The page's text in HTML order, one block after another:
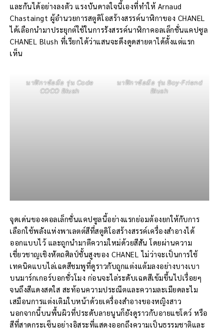
และกันได้อย่างลงตัว แรงบันดาลใจนี้เองที่ทำให้ Arnaud
Chastaingt ผู้อำนวยการสตูดิโอสร้างสรรค์นาฬิกาของ CHANEL
ได้เลือกนำมาประยุกต์ใช้ในการรังสรรค์นาฬิกาคอลเล็กชั่นแคปซูล
CHANEL Blush ที่เรียกได้ว่าแสนจะดึงดูดสายตาได้ตั้งแต่แรก
เห็น
นาฬิกาข้อมือ รุ่น Code
COCO Blush
นาฬิกาข้อมือ รุ่น Boy·Friend
Blush
จุดเด่นของคอลเล็กชั่นแคปซูลนี้อย่างแรกย่อมต้องยกให้กับการ
เลือกใช้พลังแห่งพาเลตต์สีที่สตูดิโอสร้างสรรค์เครื่องสำอางได้
ออกแบบไว้ และถูกนำมาตีความใหม่ด้วยสีสัน โดยผ่านความ
เชี่ยวชาญเชิงหัตถศิลป์ชั้นสูงของ CHANEL ไม่ว่าจะเป็นการใช้
เทคนิคแบบไล่เฉดสีชมพูที่ดูราวกับถูกแต่งแต้มลงอย่างบางเบา
บนมาร์กเกอร์บอกชั่วโมง ก่อนจะไล่ระดับเฉดสีเข้มขึ้นไปเรื่อยๆ
จนถึงสีแดงสดใส สะท้อนความประณีตและความละเมียดละไม
เสมือนการแต่งเติมใบหน้าด้วยเครื่องสำอางของหญิงสาว
นอกจากนี้บนพื้นผิวที่ประดับลายนูนก็ยังดูราวกับอายแชโดว์ หรือ
สีที่สาดกระเซ็นอย่างอิสระที่แสดงออกถึงความเป็นธรรมชาติและ